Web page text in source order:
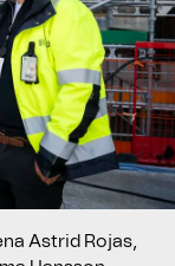
Astrid Rojas,